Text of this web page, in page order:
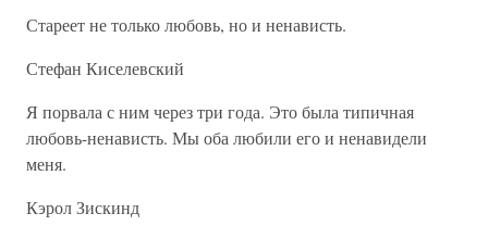
Стареет не только любовь, но и ненависть.
Стефан Киселевский
Я порвала с ним через три года. Это была типичная
любовь-ненависть. Мы оба любили его и ненавидели
меня.
Кэрол Зискинд